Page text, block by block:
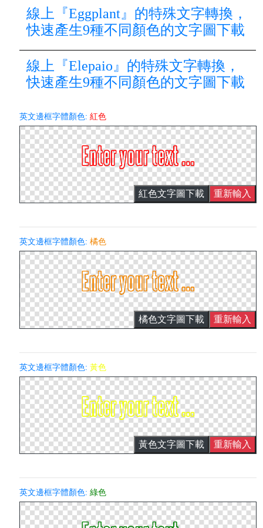
線上『Eggplant』的特殊文字轉換，
快速產生9種不同顏色的文字圖下載
線上『Elepaio』的特殊文字轉換，
快速產生9種不同顏色的文字圖下載
英文邊框字體顏色:紅色
紅色文字圖下載 重新輸入
英文邊框字體顏色:橘色
橘色文字圖下載 重新輸入
英文邊框字體顏色:黃色
黃色文字圖下載 重新輸入
英文邊框字體顏色:綠色